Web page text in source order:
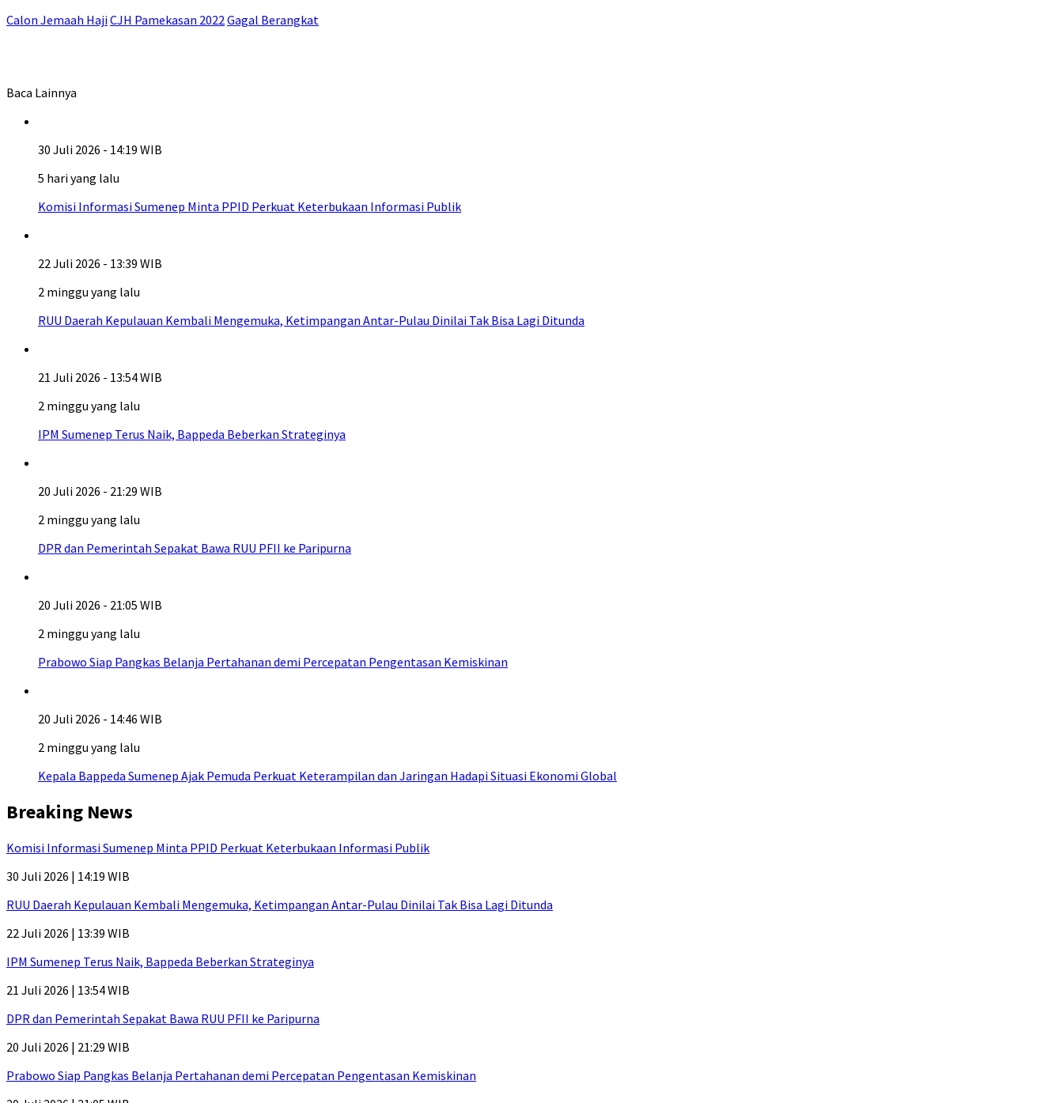
Calon Jemaah HajiCJH Pamekasan 2022Gagal Berangkat
Baca Lainnya
30 Juli 2026 - 14:19 WIB
5 hari yang lalu
Komisi Informasi Sumenep Minta PPID Perkuat Keterbukaan Informasi Publik
22 Juli 2026 - 13:39 WIB
2 minggu yang lalu
RUU Daerah Kepulauan Kembali Mengemuka, Ketimpangan Antar-Pulau Dinilai Tak Bisa Lagi Ditunda
21 Juli 2026 - 13:54 WIB
2 minggu yang lalu
IPM Sumenep Terus Naik, Bappeda Beberkan Strateginya
20 Juli 2026 - 21:29 WIB
2 minggu yang lalu
DPR dan Pemerintah Sepakat Bawa RUU PFII ke Paripurna
20 Juli 2026 - 21:05 WIB
2 minggu yang lalu
Prabowo Siap Pangkas Belanja Pertahanan demi Percepatan Pengentasan Kemiskinan
20 Juli 2026 - 14:46 WIB
2 minggu yang lalu
Kepala Bappeda Sumenep Ajak Pemuda Perkuat Keterampilan dan Jaringan Hadapi Situasi Ekonomi Global
Breaking News
Komisi Informasi Sumenep Minta PPID Perkuat Keterbukaan Informasi Publik
30 Juli 2026 | 14:19 WIB
RUU Daerah Kepulauan Kembali Mengemuka, Ketimpangan Antar-Pulau Dinilai Tak Bisa Lagi Ditunda
22 Juli 2026 | 13:39 WIB
IPM Sumenep Terus Naik, Bappeda Beberkan Strateginya
21 Juli 2026 | 13:54 WIB
DPR dan Pemerintah Sepakat Bawa RUU PFII ke Paripurna
20 Juli 2026 | 21:29 WIB
Prabowo Siap Pangkas Belanja Pertahanan demi Percepatan Pengentasan Kemiskinan